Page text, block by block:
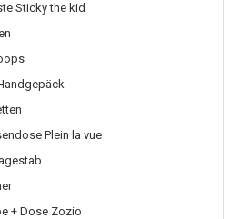
Sticky the kid
Plein la vue
+ Dose Zozio